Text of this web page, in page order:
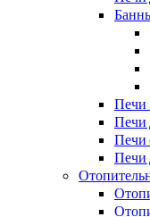
Печи
Печи
Печи
Печи